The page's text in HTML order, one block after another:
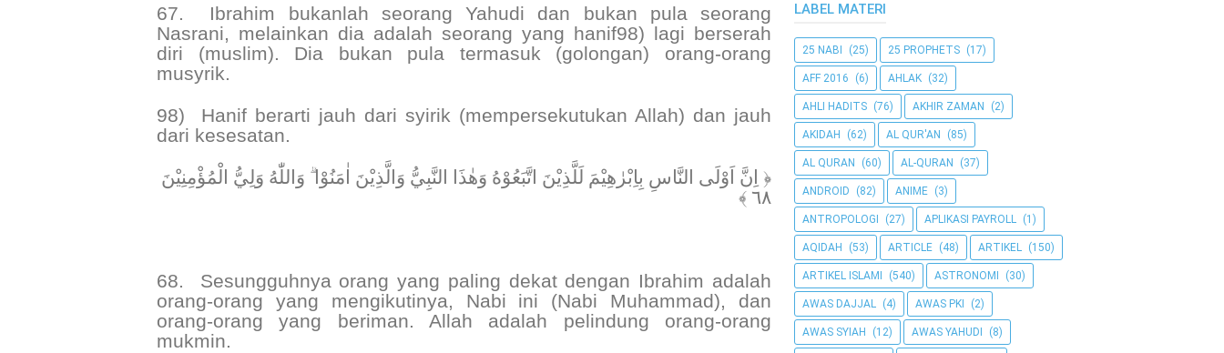
67.
Ibrahim bukanlah seorang Yahudi dan bukan pula seorang
Nasrani, melainkan dia adalah seorang yang hanif98) lagi berserah
diri (muslim). Dia bukan pula termasuk (golongan) orang-orang
musyrik.
98)
Hanif berarti jauh dari syirik (mempersekutukan Allah) dan jauh
dari kesesatan.
﴿ اِنَّ اَوْلَى النَّاسِ بِاِبْرٰهِيْمَ لَلَّذِيْنَ اتَّبَعُوْهُ وَهٰذَا النَّبِيُّ وَالَّذِيْنَ اٰمَنُوْا ۗ وَاللّٰهُ وَلِيُّ الْمُؤْمِنِيْنَ
٦٨ ﴾
68.
Sesungguhnya orang yang paling dekat dengan Ibrahim adalah
orang-orang yang mengikutinya, Nabi ini (Nabi Muhammad), dan
orang-orang yang beriman. Allah adalah pelindung orang-orang
mukmin.
LABEL MATERI
25 NABI (25) 25 PROPHETS (17)
AFF 2016 (6) AHLAK (32)
AHLI HADITS (76) AKHIR ZAMAN (2)
AKIDAH (62) AL QUR'AN (85)
AL QURAN (60) AL-QURAN (37)
ANDROID (82) ANIME (3)
ANTROPOLOGI (27) APLIKASI PAYROLL (1)
AQIDAH (53) ARTICLE (48) ARTIKEL (150)
ARTIKEL ISLAMI (540) ASTRONOMI (30)
AWAS DAJJAL (4) AWAS PKI (2)
AWAS SYIAH (12) AWAS YAHUDI (8)